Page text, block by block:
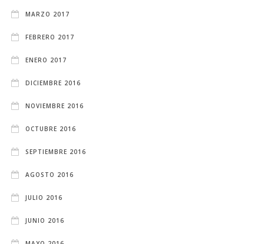
MARZO 2017
FEBRERO 2017
ENERO 2017
DICIEMBRE 2016
NOVIEMBRE 2016
OCTUBRE 2016
SEPTIEMBRE 2016
AGOSTO 2016
JULIO 2016
JUNIO 2016